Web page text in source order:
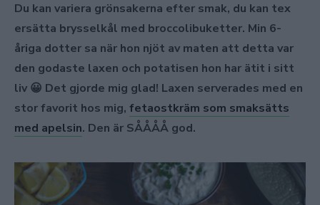
Du kan variera grönsakerna efter smak, du kan tex
ersätta brysselkål med broccolibuketter. Min 6-
åriga dotter sa när hon njöt av maten att detta var
den godaste laxen och potatisen hon har ätit i sitt
liv 😀 Det gjorde mig glad! Laxen serverades med en
stor favorit hos mig, fetaostkräm som smaksätts
med apelsin. Den är SÅÅÅÅ god.